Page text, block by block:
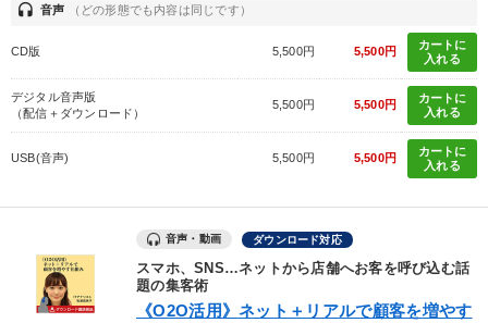
headset 音声 （どの形態でも内容は同じです）
CD版 5,500円 5,500円
カートに
入れる
デジタル音声版
（配信＋ダウンロード）
5,500円 5,500円
カートに
入れる
USB(音声) 5,500円 5,500円
カートに
入れる
音声・動画 ダウンロード対応
スマホ、SNS…ネットから店舗へお客を呼び込む話
題の集客術
《O2O活用》ネット＋リアルで顧客を増やす